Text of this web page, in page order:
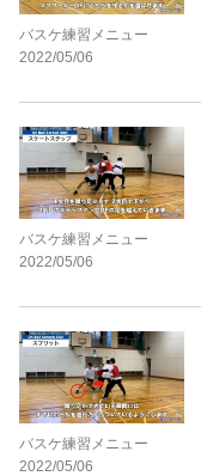
バスケ練習メニュー
2022/05/06
バスケ練習メニュー
2022/05/06
バスケ練習メニュー
2022/05/06